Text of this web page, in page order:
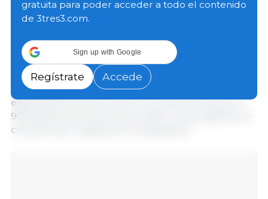
La carne de vacuno registró el mayor descenso
porcentual, ya que el consumo per cápita cayó casi
proporción de carne de cerdo también disminuyó en
2023, cuya cantidad consumida se redujo en casi 600
gramos, hasta 27.5 kilogramos por persona.
cuarta parte de la carne consumida es de ave,
especialmente pollo, que vio un aumento de unos
900 gramos por persona en 2023, lo que significa un
consumo per cápita de 13.1 kilogramos.
gratuita para poder acceder a todo el contenido
de 3tres3.com.
Sign up with Google
Regístrate Accede